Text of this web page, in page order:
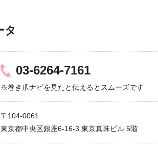
タ
03-6264-7161
※巻き爪ナビを見たと伝えるとスムーズです
〒104-0061
東京都中央区銀座6-16-3 東京真珠ビル 5階